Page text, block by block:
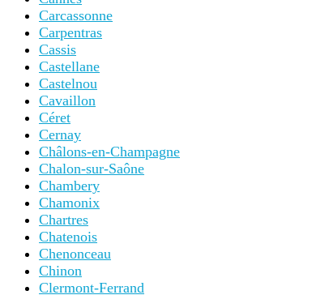
Carcassonne
Carpentras
Cassis
Castellane
Castelnou
Cavaillon
Céret
Cernay
Châlons-en-Champagne
Chalon-sur-Saône
Chambery
Chamonix
Chartres
Chatenois
Chenonceau
Chinon
Clermont-Ferrand